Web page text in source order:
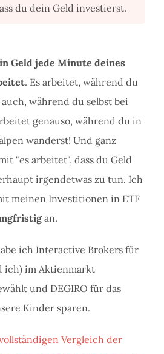
du dein Geld investierst.
Geld jede Minute deines
. Es arbeitet, während du
während du selbst bei
genauso, während du in
wanderst! Und ganz
"es arbeitet", dass du Geld
irgendetwas zu tun. Ich
meinen Investitionen in ETF
an.
ich Interactive Brokers für
ich) im Aktienmarkt
und DEGIRO für das
Kinder sparen.
Vergleich der